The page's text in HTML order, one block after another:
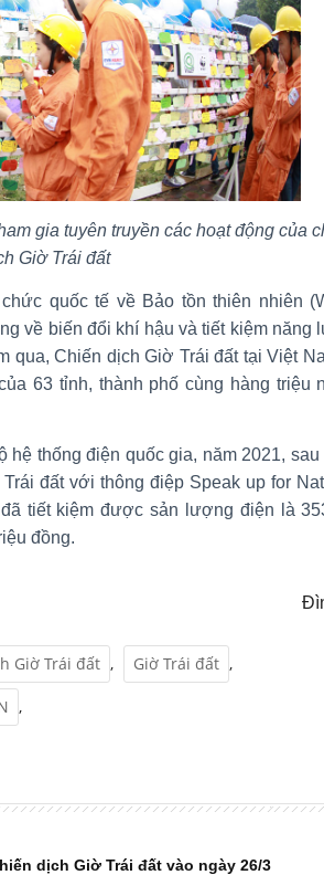
gia tuyên truyền các hoạt động của
Giờ Trái đất
quốc tế về Bảo tồn thiên nhiên
về biến đổi khí hậu và tiết kiệm năng
qua, Chiến dịch Giờ Trái đất tại Việt
63 tỉnh, thành phố cùng hàng triệu
hệ thống điện quốc gia, năm 2021, sau
đất với thông điệp Speak up for
tiết kiệm được sản lượng điện là
đồng.
Giờ Trái đất , Giờ Trái đất ,
,
dịch Giờ Trái đất vào ngày 26/3